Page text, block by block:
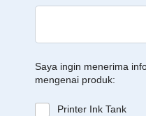
Saya ingin menerima
mengenai produk:
Printer Ink Tank